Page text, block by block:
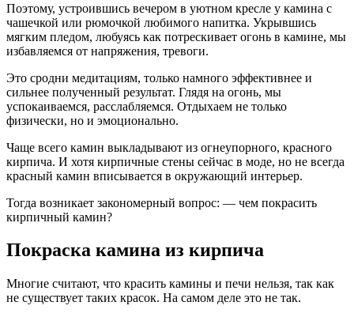
Поэтому, устроившись вечером в уютном кресле у камина с
чашечкой или рюмочкой любимого напитка. Укрывшись
мягким пледом, любуясь как потрескивает огонь в камине, мы
избавляемся от напряжения, тревоги.
Это сродни медитациям, только намного эффективнее и
сильнее полученный результат. Глядя на огонь, мы
успокаиваемся, расслабляемся. Отдыхаем не только
физически, но и эмоционально.
Чаще всего камин выкладывают из огнеупорного, красного
кирпича. И хотя кирпичные стены сейчас в моде, но не всегда
красный камин вписывается в окружающий интерьер.
Тогда возникает закономерный вопрос: — чем покрасить
кирпичный камин?
Покраска камина из кирпича
Многие считают, что красить камины и печи нельзя, так как
не существует таких красок. На самом деле это не так.